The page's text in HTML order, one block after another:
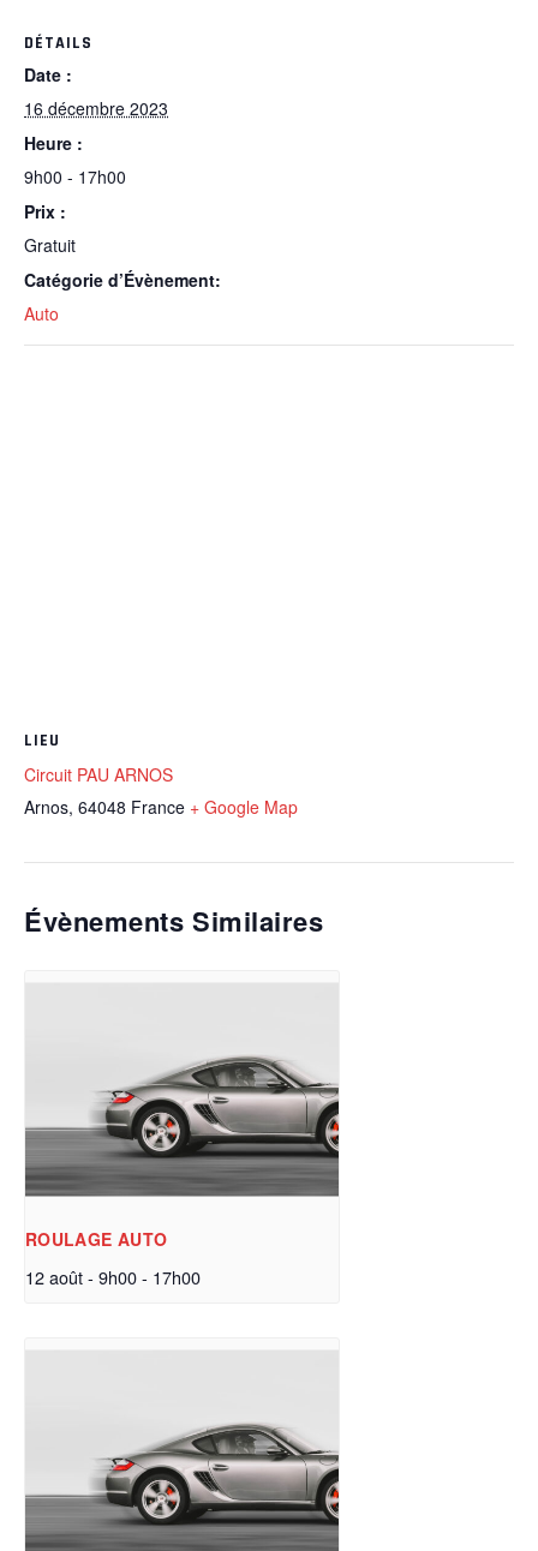
DÉTAILS
Date :
16 décembre 2023
Heure :
9h00 - 17h00
Prix :
Gratuit
Catégorie d’Évènement:
Auto
LIEU
Circuit PAU ARNOS
Arnos, 64048 France + Google Map
Évènements Similaires
ROULAGE AUTO
12 août - 9h00- 17h00